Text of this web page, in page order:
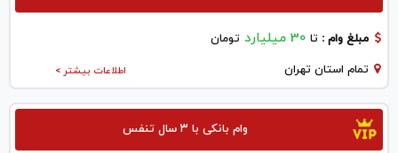
مبلغ وام : تا 30 میلیارد تومان
اطلاعات بیشتر > تمام استان تهران
وام بانکی با ۳ سال تنفس